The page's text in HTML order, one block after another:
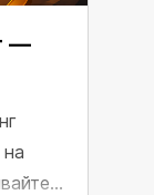
—